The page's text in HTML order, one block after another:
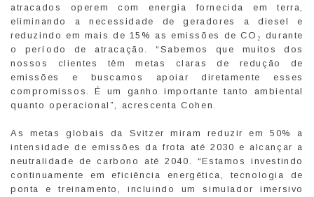
atracados operem com energia fornecida em terra,
eliminando a necessidade de geradores a diesel e
reduzindo em mais de 15% as emissões de CO₂ durante
o período de atracação. “Sabemos que muitos dos
nossos clientes têm metas claras de redução de
emissões e buscamos apoiar diretamente esses
compromissos. É um ganho importante tanto ambiental
quanto operacional”, acrescenta Cohen.
As metas globais da Svitzer miram reduzir em 50% a
intensidade de emissões da frota até 2030 e alcançar a
neutralidade de carbono até 2040. “Estamos investindo
continuamente em eficiência energética, tecnologia de
ponta e treinamento, incluindo um simulador imersivo